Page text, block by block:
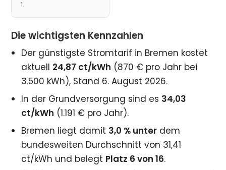
1.
Die wichtigsten Kennzahlen
Der günstigste Stromtarif in Bremen kostet
aktuell 24,87 ct/kWh (870 € pro Jahr bei
3.500 kWh), Stand 6. August 2026.
In der Grundversorgung sind es 34,03
ct/kWh (1.191 € pro Jahr).
Bremen liegt damit 3,0 % unter dem
bundesweiten Durchschnitt von 31,41
ct/kWh und belegt Platz 6 von 16.